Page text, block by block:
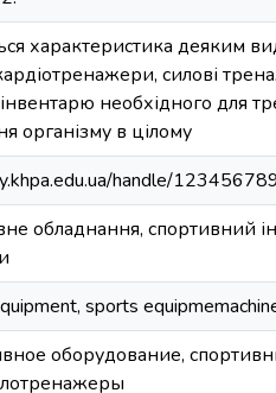
характеристика деяким
силові
необхідного для
організму в цілому
handle/
обладнання, спортивний
sports
оборудование,